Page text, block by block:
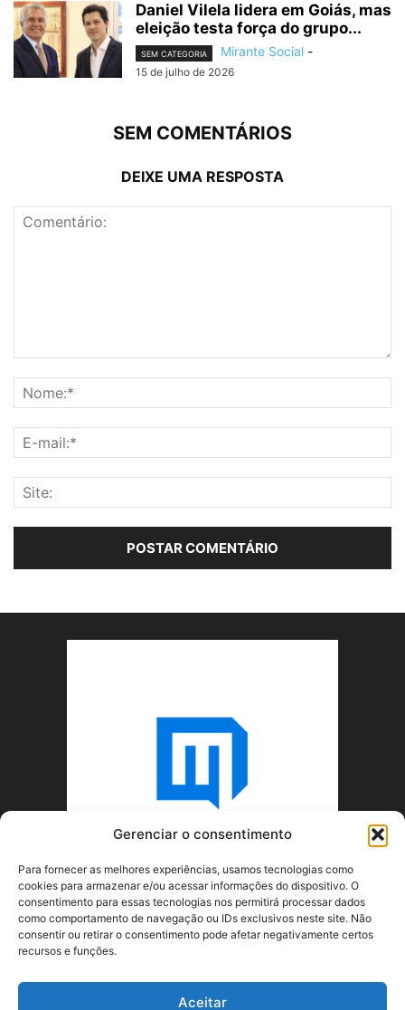
Gerenciar o consentimento
Para fornecer as melhores experiências, usamos tecnologias como
cookies para armazenar e/ou acessar informações do dispositivo. O
consentimento para essas tecnologias nos permitirá processar dados
como comportamento de navegação ou IDs exclusivos neste site. Não
consentir ou retirar o consentimento pode afetar negativamente certos
recursos e funções.
Aceitar
Daniel Vilela lidera em Goiás, mas
eleição testa força do grupo...
SEM CATEGORIA Mirante Social -
15 de julho de 2026
SEM COMENTÁRIOS
DEIXE UMA RESPOSTA